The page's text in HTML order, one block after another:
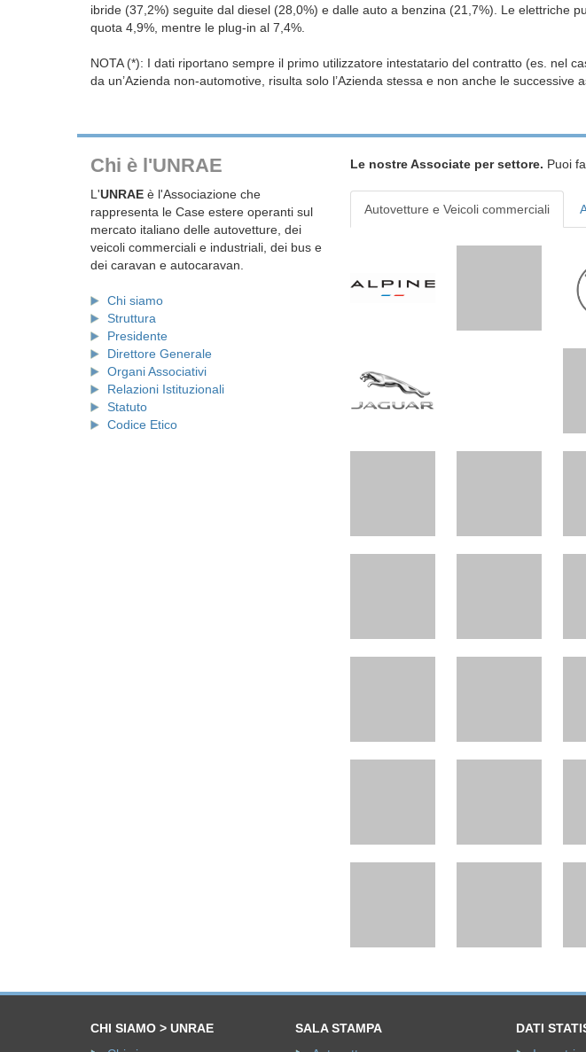
ibride (37,2%) seguite dal diesel (28,0%) e dalle auto a benzina (21,7%). Le elettriche
quota 4,9%, mentre le plug-in al 7,4%.
NOTA (*): I dati riportano sempre il primo utilizzatore intestatario del contratto (es. nel
da un’Azienda non-automotive, risulta solo l’Azienda stessa e non anche le successive
Chi è l'UNRAE
L'UNRAE è l'Associazione che
rappresenta le Case estere operanti sul
mercato italiano delle autovetture, dei
veicoli commerciali e industriali, dei bus e
dei caravan e autocaravan.
Chi siamo
Struttura
Presidente
Direttore Generale
Organi Associativi
Relazioni Istituzionali
Statuto
Codice Etico
Le nostre Associate per settore. Puoi
Autovetture e Veicoli commerciali
CHI SIAMO > UNRAE
SALA STAMPA
DATI